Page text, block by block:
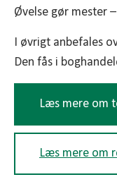
Øvelse gør mester –
I øvrigt anbefales
Den fås i
Læs mere om
Læs mere om